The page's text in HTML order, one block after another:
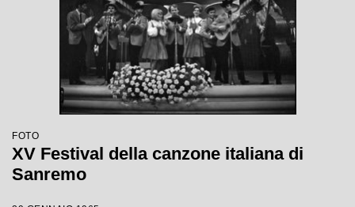
FOTO
XV Festival della canzone italiana di
Sanremo